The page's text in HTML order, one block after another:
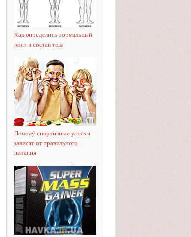
Как определить нормальный
рост и состав тела
Почему спортивные успехи
зависят от правильного
питания